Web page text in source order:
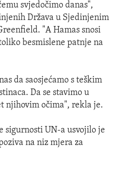
svjedočimo danas",
Država u Sjedinjenim
"A Hamas snosi
besmislene patnje na
da saosjećamo s teškim
Da se stavimo u
njihovim očima", rekla je.
sigurnosti UN-a usvojilo je
na niz mjera za